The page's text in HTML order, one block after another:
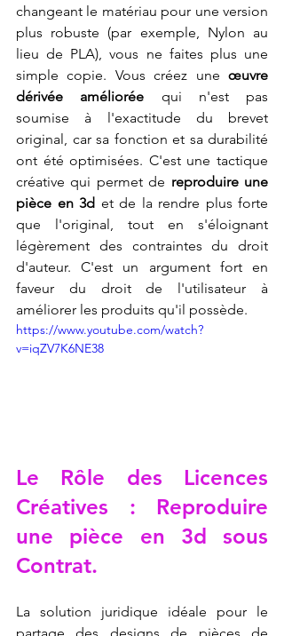
changeant le matériau pour une version
plus robuste (par exemple, Nylon au
lieu de PLA), vous ne faites plus une
simple copie. Vous créez une œuvre
dérivée améliorée qui n'est pas
soumise à l'exactitude du brevet
original, car sa fonction et sa durabilité
ont été optimisées. C'est une tactique
créative qui permet de reproduire une
pièce en 3d et de la rendre plus forte
que l'original, tout en s'éloignant
légèrement des contraintes du droit
d'auteur. C'est un argument fort en
faveur du droit de l'utilisateur à
améliorer les produits qu'il possède.
https://www.youtube.com/watch?
v=iqZV7K6NE38
Le Rôle des Licences
Créatives : Reproduire
une pièce en 3d sous
Contrat.
La solution juridique idéale pour le